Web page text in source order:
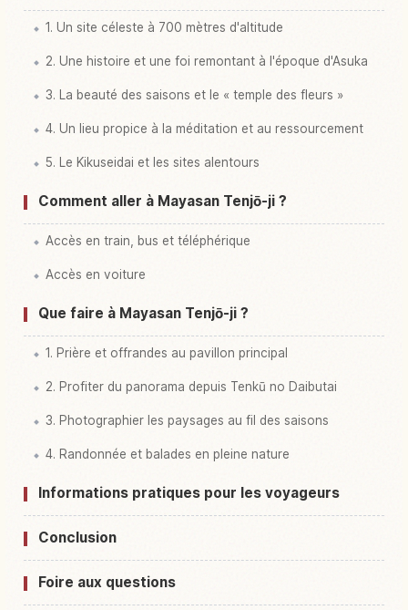
1. Un site céleste à 700 mètres d'altitude
2. Une histoire et une foi remontant à l'époque d'Asuka
3. La beauté des saisons et le « temple des fleurs »
4. Un lieu propice à la méditation et au ressourcement
5. Le Kikuseidai et les sites alentours
Comment aller à Mayasan Tenjō-ji ?
Accès en train, bus et téléphérique
Accès en voiture
Que faire à Mayasan Tenjō-ji ?
1. Prière et offrandes au pavillon principal
2. Profiter du panorama depuis Tenkū no Daibutai
3. Photographier les paysages au fil des saisons
4. Randonnée et balades en pleine nature
Informations pratiques pour les voyageurs
Conclusion
Foire aux questions